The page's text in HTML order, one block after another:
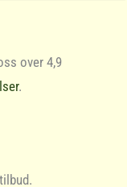
over 4,9
.